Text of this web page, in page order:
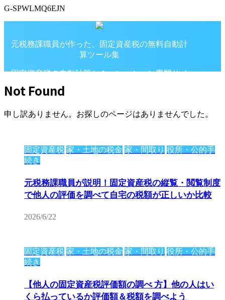
G-SPWLMQ6EJN
元税務課職員が作った、固定資産税の無料自動計
算ツール集
固定資産税の自動計算シミュレーション専門サイ
Not Found
申し訳ありません。お探しのページはありませんでした。
固定資産税 家・土地の税金 家・間取り 役所・公的手
続き
元税務課職員が説明！固定資産税の縦覧・閲覧制度
で他人の評価を調べて自宅の税額が正しいか比較
2026/6/22
固定資産税 家・土地の税金 家・間取り 役所・公的手
続き
【他人の固定資産税評価額の調べ 方】他の人はい
くら払っているか評価額＆税額を調べよう